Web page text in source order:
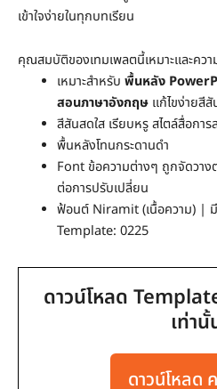
เข้าใจง่ายในทุกบทเรียน
คุณสมบัติของเทมเพลตนี้เหมาะและควา
เหมาะสำหรับ พื้นหลัง
สอนภาษาอังกฤษแก้ไขง่ายสีสั
สีสันสดใส เรียบหรู สไตล์สื่อกา
พื้นหลังโทนกระดานดำ
Font ข้อความต่างๆ ถูกจัดวาง
ต่อการปรับเปลี่ยน
ฟ้อนต์ Niramit (เนื้อความ) |
Template: 0225
ดาวน์โหลด
เท่า
ดาวน์โหลด